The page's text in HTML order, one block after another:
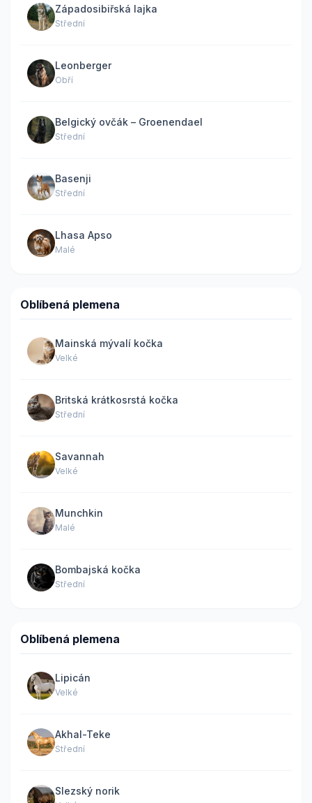
Západosibiřská lajka
Střední
Leonberger
Obří
Belgický ovčák – Groenendael
Střední
Basenji
Střední
Lhasa Apso
Malé
Oblíbená plemena
Mainská mývalí kočka
Velké
Britská krátkosrstá kočka
Střední
Savannah
Velké
Munchkin
Malé
Bombajská kočka
Střední
Oblíbená plemena
Lipicán
Velké
Akhal-Teke
Střední
Slezský norik